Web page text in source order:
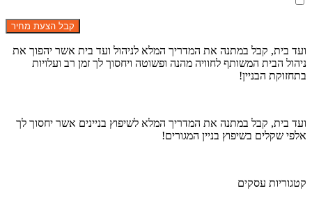
ועד בית, קבל במתנה את המדריך המלא לניהול ועד בית אשר יהפוך את
ניהול הבית המשותף לחוויה מהנה ופשוטה ויחסוך לך זמן רב ועלויות
בתחזוקת הבניין!
ועד בית, קבל במתנה את המדריך המלא לשיפוץ בניינים אשר יחסוך לך
אלפי שקלים בשיפוץ בניין המגורים!
קטגוריות עסקים